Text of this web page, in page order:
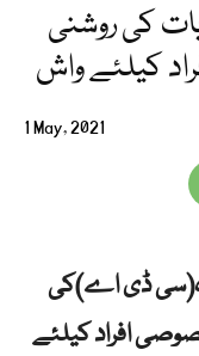
کی روشنی
کیلئے واش
1 May, 2021
ڈی اے)کی
افراد کیلئے